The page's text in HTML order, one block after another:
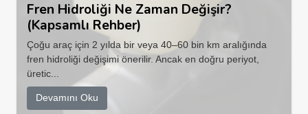
Fren Hidroliği Ne Zaman Değişir?
(Kapsamlı Rehber)
Çoğu araç için 2 yılda bir veya 40–60 bin km aralığında
fren hidroliği değişimi önerilir. Ancak en doğru periyot,
üretic...
Devamını Oku